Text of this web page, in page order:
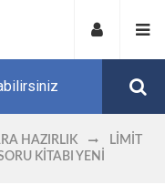
HAZIRLIK
LIMIT
KITABI YENİ